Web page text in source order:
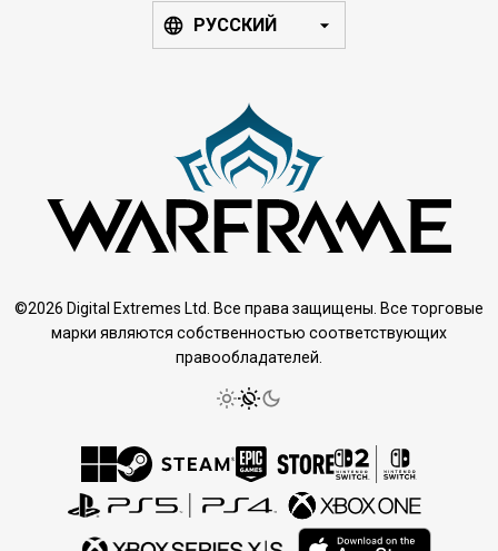
РУССКИЙ
©2026 Digital Extremes Ltd. Все права защищены. Все торговые
марки являются собственностью соответствующих
правообладателей.